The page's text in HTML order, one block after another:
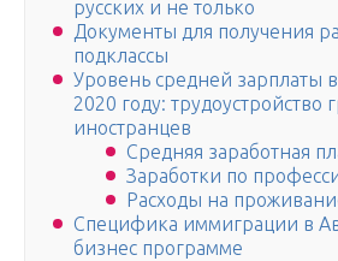
русских и не только
Документы для получения
подклассы
Уровень средней зарплаты
2020 году: трудоустройство
иностранцев
Средняя заработная
Заработки по
Расходы на
Специфика иммиграции в
бизнес программе